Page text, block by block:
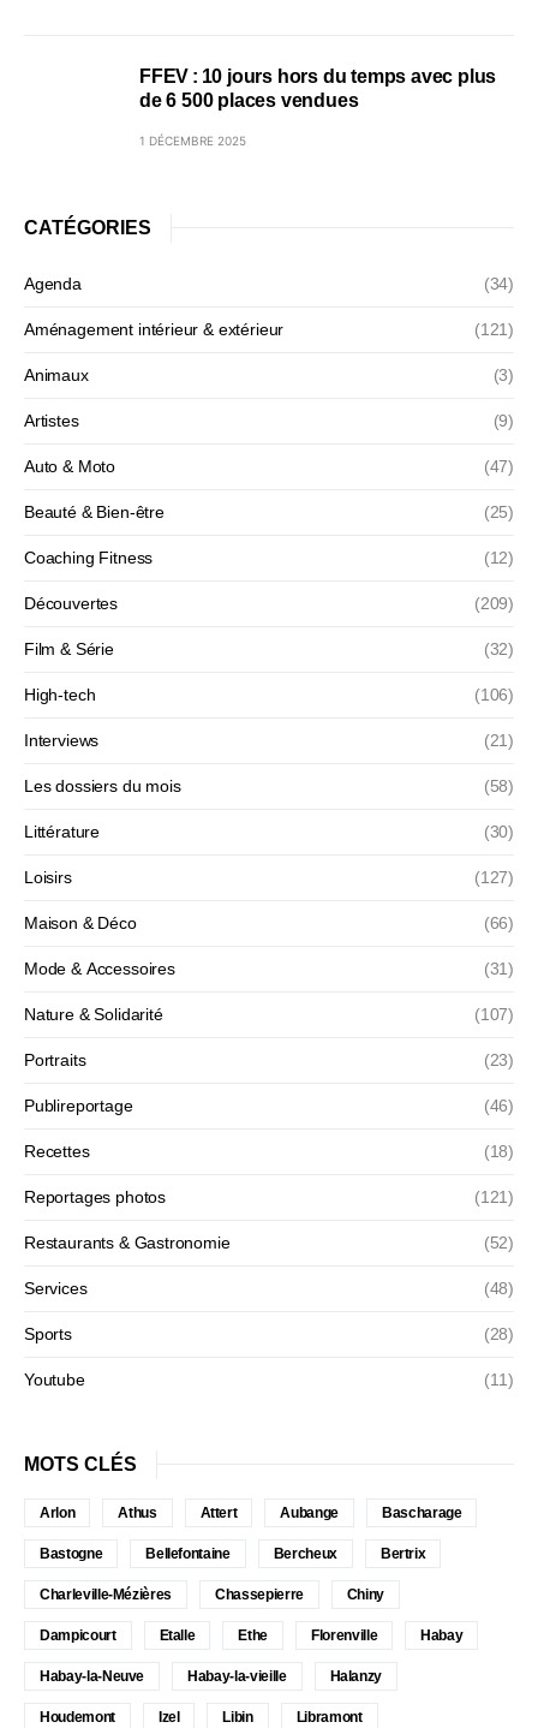
FFEV : 10 jours hors du temps avec plus
de 6 500 places vendues
1 DÉCEMBRE 2025
CATÉGORIES
Agenda (34)
Aménagement intérieur & extérieur (121)
Animaux (3)
Artistes (9)
Auto & Moto (47)
Beauté & Bien-être (25)
Coaching Fitness (12)
Découvertes (209)
Film & Série (32)
High-tech (106)
Interviews (21)
Les dossiers du mois (58)
Littérature (30)
Loisirs (127)
Maison & Déco (66)
Mode & Accessoires (31)
Nature & Solidarité (107)
Portraits (23)
Publireportage (46)
Recettes (18)
Reportages photos (121)
Restaurants & Gastronomie (52)
Services (48)
Sports (28)
Youtube (11)
MOTS CLÉS
Arlon Athus Attert Aubange Bascharage
Bastogne Bellefontaine Bercheux Bertrix
Charleville-Mézières Chassepierre Chiny
Dampicourt Etalle Ethe Florenville Habay
Habay-la-Neuve Habay-la-vieille Halanzy
Houdemont Izel Libin Libramont